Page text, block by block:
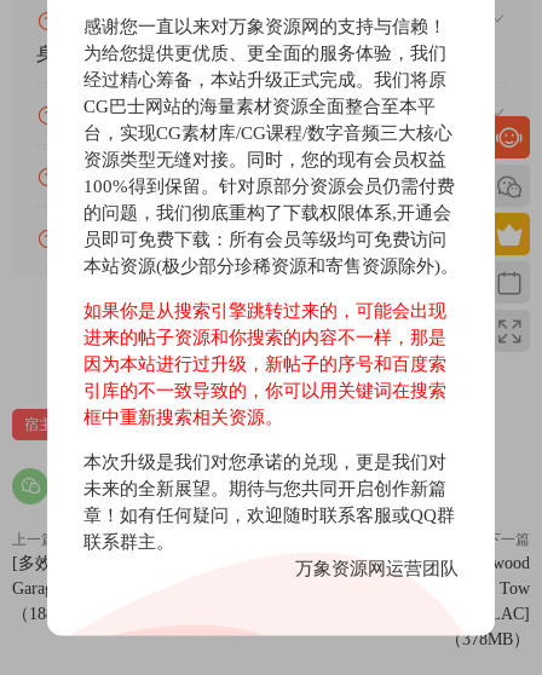
FX Routing Matrix
In-depth plugin routing options for multichannel signals. Distribute
mono or stereo effects across surround and immersive buses.
Soundly Integration
Instantly import sound effects, atmospheres, Foley, and more into
your Sequoia projects from Soundly’s deep library of audio clips.
🏠 HomePage
赞助包月VIP（或包年VIP）后能升级包年（或终
身VIP）吗？
为什么付款了未开通VIP会员？
账号可以分享或者借给别人用吗？
VIP会员剩余时间查询？
0 0
宿主
上一篇
[多效果处理插件] Belterbox
GarageToolz v1.0 [WiN, MacOSX]
（188MB）
下一篇
[拖车音效FX素材] The Hollywood
Edge Sound Effects Library Tow
Truck Sound Effects [FLAC]
（378MB）
感谢您一直以来对万象资源网的支持与信赖！
为给您提供更优质、更全面的服务体验，我们
经过精心筹备，本站升级正式完成。我们将原
CG巴士网站的海量素材资源全面整合至本平
台，实现CG素材库/CG课程/数字音频三大核心
资源类型无缝对接。同时，您的现有会员权益
100%得到保留。针对原部分资源会员仍需付费
的问题，我们彻底重构了下载权限体系,开通会
员即可免费下载：所有会员等级均可免费访问
本站资源(极少部分珍稀资源和寄售资源除外)。
如果你是从搜索引擎跳转过来的，可能会出现
进来的帖子资源和你搜索的内容不一样，那是
因为本站进行过升级，新帖子的序号和百度索
引库的不一致导致的，你可以用关键词在搜索
框中重新搜索相关资源。
本次升级是我们对您承诺的兑现，更是我们对
未来的全新展望。期待与您共同开启创作新篇
章！如有任何疑问，欢迎随时联系客服或QQ群
联系群主。
万象资源网运营团队